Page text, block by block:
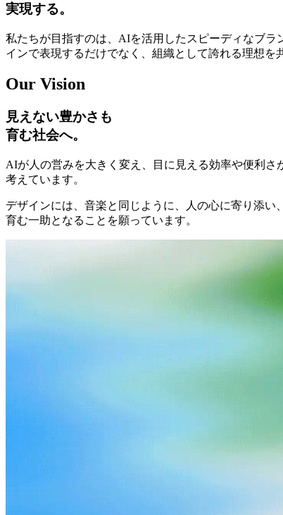
実現する。
私たちが目指すのは、AIを活用したスピーディなブ
インで表現するだけでなく、組織として誇れる理想を
Our Vision
見えない豊かさも
育む社会へ。
AIが人の営みを大きく変え、目に見える効率や便利
考えています。
デザインには、音楽と同じように、人の心に寄り添
育む一助となることを願っています。